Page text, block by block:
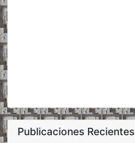
Publicaciones Recientes